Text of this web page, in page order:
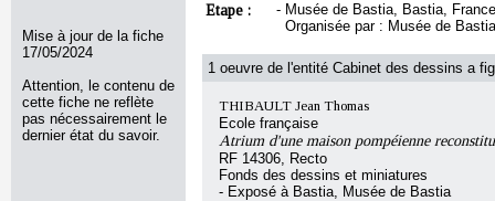
Mise à jour de la fiche
17/05/2024
Attention, le contenu de
cette fiche ne reflète
pas nécessairement le
dernier état du savoir.
Etape : - Musée de Bastia, Bastia,
Organisée par : Musée de
1 oeuvre de l'entité Cabinet des dessins a
THIBAULT Jean Thomas
Ecole française
Atrium d'une maison pompéienne
RF 14306, Recto
Fonds des dessins et miniatures
- Exposé à Bastia, Musée de Bastia